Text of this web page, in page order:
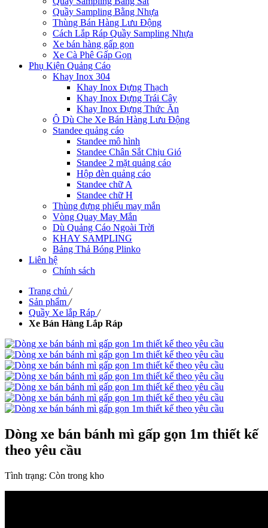
Quầy Sampling Bằng Nhựa
Thùng Bán Hàng Lưu Động
Cách Lắp Ráp Quầy Sampling Nhựa
Xe bán hàng gấp gọn
Xe Cà Phê Gấp Gọn
Phụ Kiện Quảng Cáo
Khay Inox 304
Khay Inox Đựng Thạch
Khay Inox Đựng Trái Cây
Khay Inox Đựng Thức Ăn
Ô Dù Che Xe Bán Hàng Lưu Động
Standee quảng cáo
Standee mô hình
Standee Chân Sắt Chịu Gió
Standee 2 mặt quảng cáo
Hộp đèn quảng cáo
Standee chữ A
Standee chữ H
Thùng đựng phiếu may mắn
Vòng Quay May Mắn
Dù Quảng Cáo Ngoài Trời
KHAY SAMPLING
Bảng Thả Bóng Plinko
Liên hệ
Chính sách
Trang chủ /
Sản phẩm /
Quầy Xe lắp Ráp /
Xe Bán Hàng Lắp Ráp
Dòng xe bán bánh mì gấp gọn 1m thiết kế
theo yêu cầu
Tình trạng: Còn trong kho